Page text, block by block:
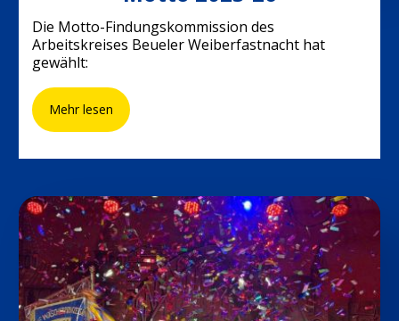
Die Motto-Findungskommission des
Arbeitskreises Beueler Weiberfastnacht hat
gewählt:
Mehr lesen
Proklamation
2025